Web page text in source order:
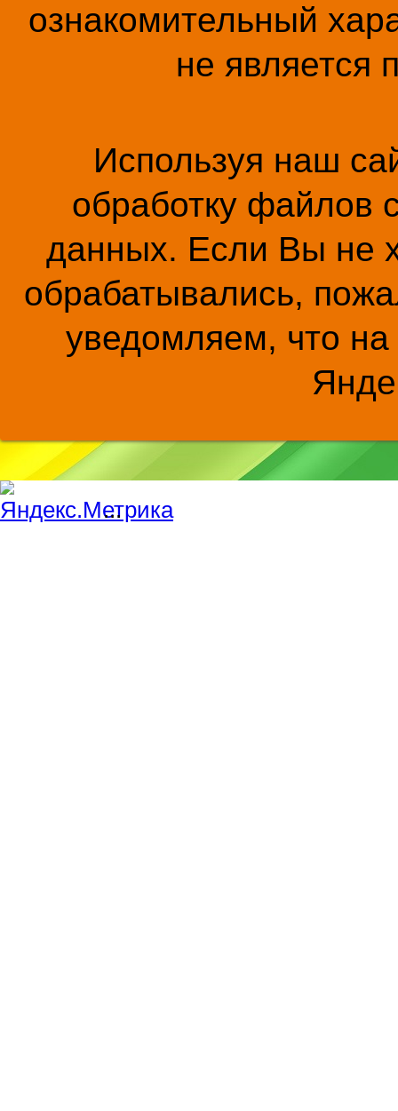
ознакомительный
не является
Используя наш
обработку файлов
данных. Если Вы не
обрабатывались,
уведомляем, что на
...